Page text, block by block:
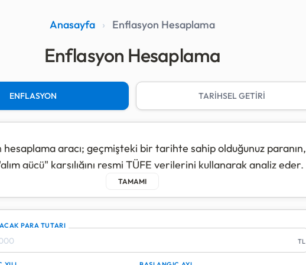
Anasayfa › Enflasyon Hesaplama
Enflasyon Hesaplama
ENFLASYON TARİHSEL GETİRİ
hesaplama aracı; geçmişteki bir tarihte sahip olduğunuz paranın,
gücü" karşılığını resmi TÜFE verilerini kullanarak analiz eder.
paranın zaman içindeki değer kaybını gösterirken; aynı
durumundaki performansını da kıyaslamanıza olanak
"TL Enflasyon Sonucu", geçmişteki o paranın bugünkü
PARA TUTARI
TL